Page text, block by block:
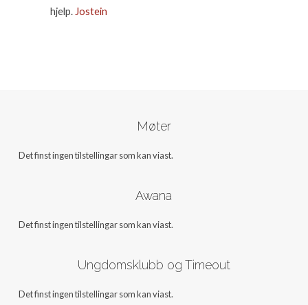
hjelp. Jostein
Møter
Det finst ingen tilstellingar som kan viast.
Awana
Det finst ingen tilstellingar som kan viast.
Ungdomsklubb og Timeout
Det finst ingen tilstellingar som kan viast.